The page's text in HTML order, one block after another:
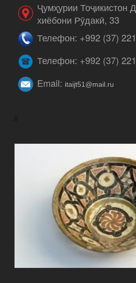
Ҷумҳурии Тоҷикистон
хиёбони Рӯдакӣ, 33
Телефон: +992 (37)
Телефон: +992 (37)
Email: itaijt51@mail.ru
//